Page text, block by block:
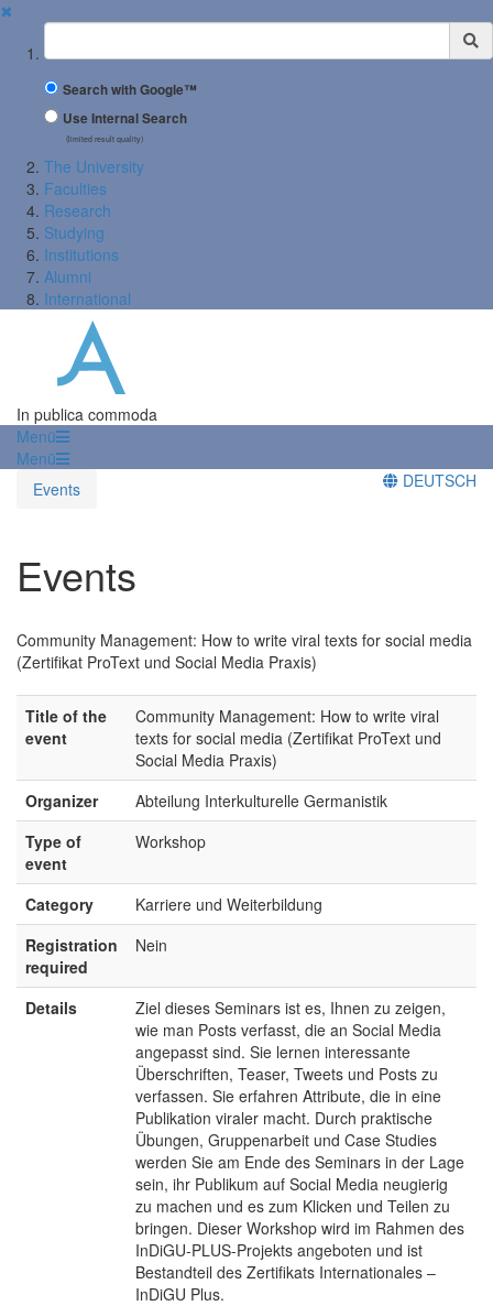
✖
Suchbegriff
Search with Google™
Use Internal Search
(limited result quality)
The University
Faculties
Research
Studying
Institutions
Alumni
International
In publica commoda
Menü
Menü
Events
DEUTSCH
Events
Community Management: How to write viral texts for social media
(Zertifikat ProText und Social Media Praxis)
Title of the
event
Community Management: How to write viral
texts for social media (Zertifikat ProText und
Social Media Praxis)
Organizer
Abteilung Interkulturelle Germanistik
Type of
event
Workshop
Category
Karriere und Weiterbildung
Registration
required
Nein
Details
Ziel dieses Seminars ist es, Ihnen zu zeigen,
wie man Posts verfasst, die an Social Media
angepasst sind. Sie lernen interessante
Überschriften, Teaser, Tweets und Posts zu
verfassen. Sie erfahren Attribute, die in eine
Publikation viraler macht. Durch praktische
Übungen, Gruppenarbeit und Case Studies
werden Sie am Ende des Seminars in der Lage
sein, ihr Publikum auf Social Media neugierig
zu machen und es zum Klicken und Teilen zu
bringen. Dieser Workshop wird im Rahmen des
InDiGU-PLUS-Projekts angeboten und ist
Bestandteil des Zertifikats Internationales –
InDiGU Plus.